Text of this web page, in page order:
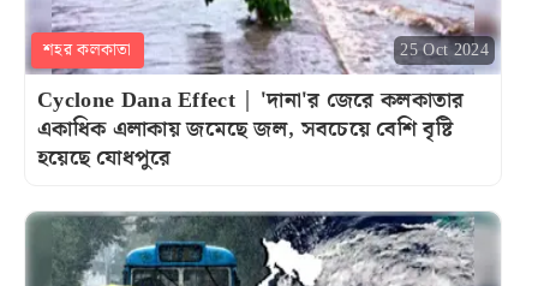
শহর কলকাতা 25 Oct 2024
Cyclone Dana Effect | 'দানা'র জেরে কলকাতার
একাধিক এলাকায় জমেছে জল, সবচেয়ে বেশি বৃষ্টি
হয়েছে যোধপুরে